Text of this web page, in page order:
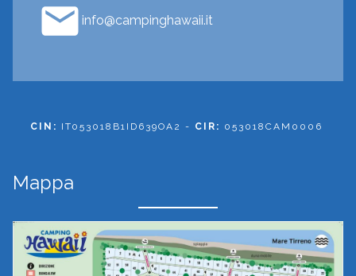
info@campinghawaii.it
CIN: IT053018B1ID639OA2 - CIR: 053018CAM0006
Mappa